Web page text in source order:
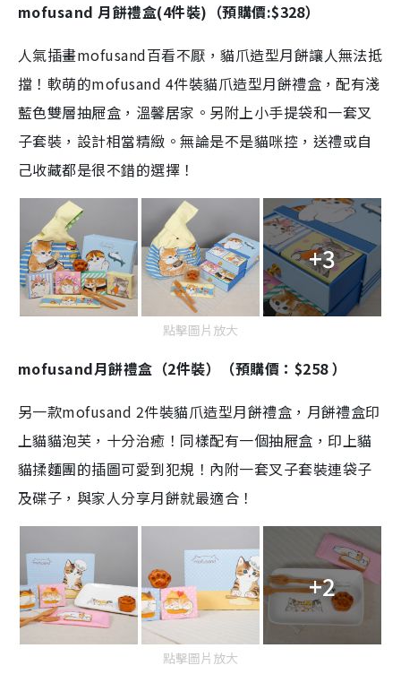
mofusand 月餅禮盒(4件裝)（預購價:$328）
人氣插畫mofusand百看不厭，貓爪造型月餅讓人無法抵
擋！軟萌的mofusand 4件裝貓爪造型月餅禮盒，配有淺
藍色雙層抽屜盒，溫馨居家。另附上小手提袋和一套叉
子套裝，設計相當精緻。無論是不是貓咪控，送禮或自
己收藏都是很不錯的選擇！
+3
點擊圖片放大
mofusand月餅禮盒（2件裝）（預購價：$258 ）
另一款mofusand 2件裝貓爪造型月餅禮盒，月餅禮盒印
上貓貓泡芙，十分治癒！同樣配有一個抽屜盒，印上貓
貓揉麵團的插圖可愛到犯規！內附一套叉子套裝連袋子
及碟子，與家人分享月餅就最適合！
+2
點擊圖片放大